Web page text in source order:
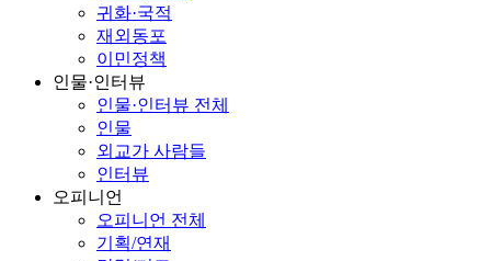
귀화·국적
재외동포
이민정책
인물·인터뷰
인물·인터뷰 전체
인물
외교가 사람들
인터뷰
오피니언
오피니언 전체
기획/연재